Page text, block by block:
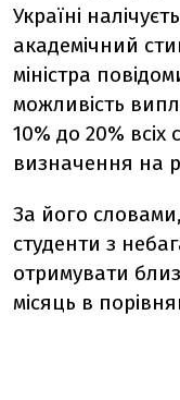
Україні
академічний
міністра
можливість
10% до 20% всіх
визначення на
За його
студенти з
отримувати
місяць в